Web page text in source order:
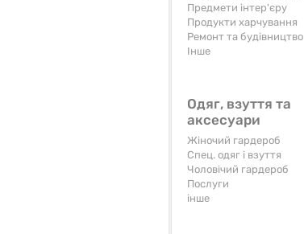
Предмети інтер'єру
Продукти харчування
Ремонт та будівництво
Iнше
Одяг, взуття та
аксесуари
Жіночий гардероб
Спец. одяг і взуття
Чоловічий гардероб
Послуги
інше